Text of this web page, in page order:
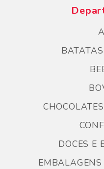
DOCES E
EMBALAGENS